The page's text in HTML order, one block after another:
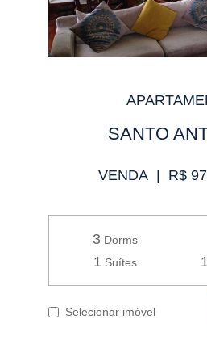
SANTO
VENDA | R$
3Dorms
1 Suítes
Selecionar imóvel